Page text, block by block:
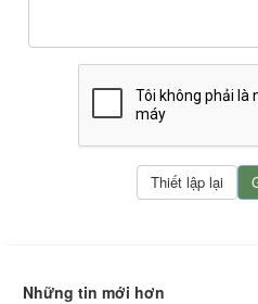
Những tin mới hơn